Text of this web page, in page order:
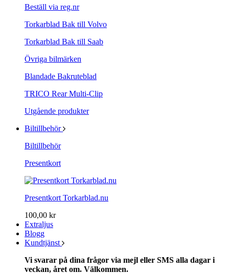
Beställ via reg.nr
Torkarblad Bak till Volvo
Torkarblad Bak till Saab
Övriga bilmärken
Blandade Bakruteblad
TRICO Rear Multi-Clip
Utgående produkter
Biltillbehör
Biltillbehör
Presentkort
Presentkort Torkarblad.nu
100,00 kr
Extraljus
Blogg
Kundtjänst
Vi svarar på dina frågor via mejl eller SMS alla dagar i
veckan, året om. Välkommen.